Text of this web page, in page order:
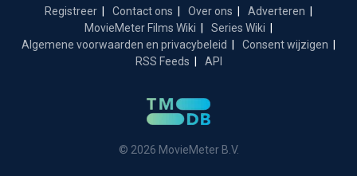
Registreer Contact ons Over ons
Adverteren
MovieMeter Films Wiki
Series Wiki
Algemene voorwaarden en privacybeleid
Consent wijzigen
RSS Feeds
API
© 2026 MovieMeter B.V.